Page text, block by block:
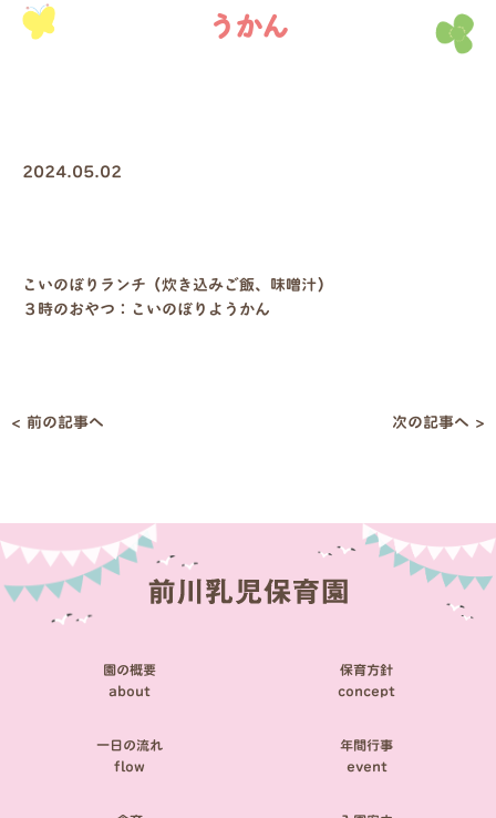
うかん
2024.05.02
こいのぼりランチ（炊き込みご飯、味噌汁）
３時のおやつ：こいのぼりようかん
投
< 前の記事へ 次の記事へ >
園の概要
about
保育方針
concept
一日の流れ
flow
年間行事
event